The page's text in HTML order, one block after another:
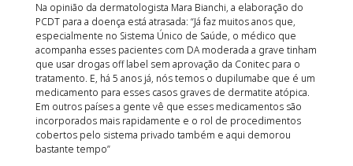
Na opinião da dermatologista Mara Bianchi, a elaboração do
PCDT para a doença está atrasada: “Já faz muitos anos que,
especialmente no Sistema Único de Saúde, o médico que
acompanha esses pacientes com DA moderada a grave tinham
que usar drogas off label sem aprovação da Conitec para o
tratamento. E, há 5 anos já, nós temos o dupilumabe que é um
medicamento para esses casos graves de dermatite atópica.
Em outros países a gente vê que esses medicamentos são
incorporados mais rapidamente e o rol de procedimentos
cobertos pelo sistema privado também e aqui demorou
bastante tempo”